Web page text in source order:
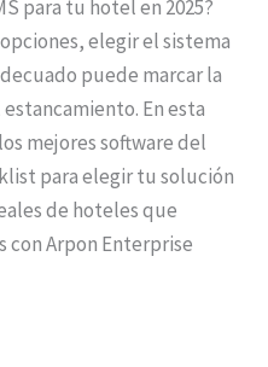
para tu hotel en 2025?
elegir el sistema
puede marcar la
En esta
mejores software del
para elegir tu solución
de hoteles que
con Arpon Enterprise